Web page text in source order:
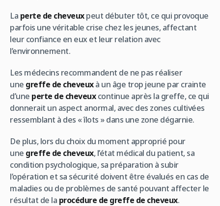
La perte de cheveuxpeut débuter tôt, ce qui provoque
parfois une véritable crise chez les jeunes, affectant
leur confiance en eux et leur relation avec
l’environnement.
Les médecins recommandent de ne pas réaliser
une greffe de cheveuxà un âge trop jeune par crainte
d’une perte de cheveuxcontinue après la greffe, ce qui
donnerait un aspect anormal, avec des zones cultivées
ressemblant à des « îlots » dans une zone dégarnie.
De plus, lors du choix du moment approprié pour
une greffe de cheveux, l’état médical du patient, sa
condition psychologique, sa préparation à subir
l’opération et sa sécurité doivent être évalués en cas de
maladies ou de problèmes de santé pouvant affecter le
résultat de la procédure de greffe de cheveux.